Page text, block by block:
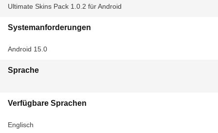
Ultimate Skins Pack 1.0.2 für Android
Systemanforderungen
Android 15.0
Sprache
Verfügbare Sprachen
Englisch